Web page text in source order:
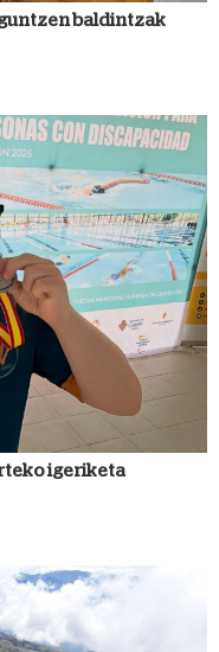
baldintzak
igeriketa